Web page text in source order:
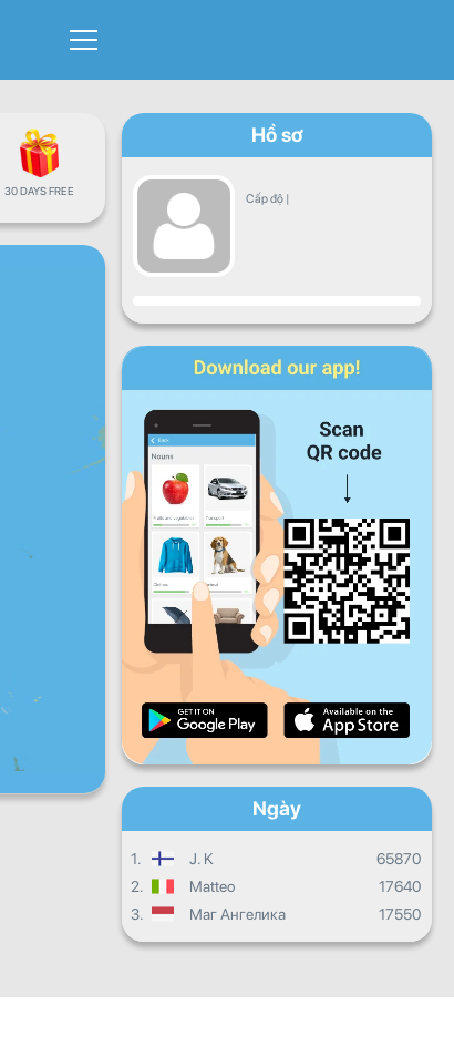
30 DAYS FREE
Hồ sơ
Cấp độ |
Sự tiến triển
Thứ hai Thứ tư Thứ
Thứ sáu Thứ bảy Chủ
nhật
Quá trình hàng ngày
Quá trình hàng tháng
Sự tiến triển chung
Ngày
1. J. K
65870
2.
Matteo
17640
3.
Маг Ангелика 17550